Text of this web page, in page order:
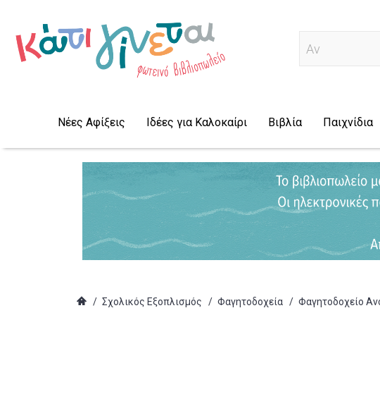
Αναζήτηση..
Νέες Αφίξεις Ιδέες για Καλοκαίρι Βιβλία Παιχνίδια
/ Σχολικός Εξοπλισμός / Φαγητοδοχεία / Φαγητοδοχείο